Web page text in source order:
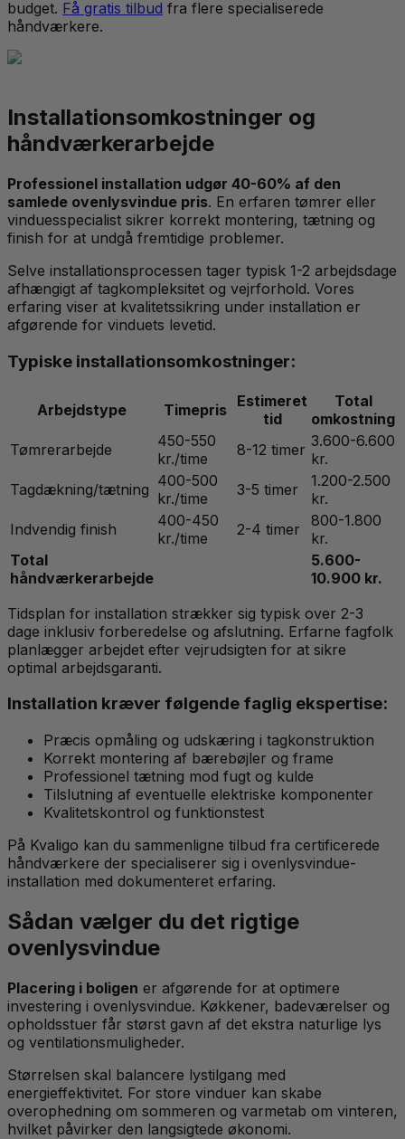
budget. Få gratis tilbud fra flere specialiserede
håndværkere.
Installationsomkostninger og
håndværkerarbejde
Professionel installation udgør 40-60% af den
samlede ovenlysvindue pris. En erfaren tømrer eller
vinduesspecialist sikrer korrekt montering, tætning og
finish for at undgå fremtidige problemer.
Selve installationsprocessen tager typisk 1-2 arbejdsdage
afhængigt af tagkompleksitet og vejrforhold. Vores
erfaring viser at kvalitetssikring under installation er
afgørende for vinduets levetid.
Typiske installationsomkostninger:
Arbejdstype Timepris Estimeret
tid
Total
omkostning
Tømrerarbejde
450-550
kr./time
8-12 timer 3.600-6.600
kr.
Tagdækning/tætning 400-500
kr./time
3-5 timer
1.200-2.500
kr.
Indvendig finish
400-450
kr./time
2-4 timer
800-1.800
kr.
Total
håndværkerarbejde
5.600-
10.900 kr.
Tidsplan for installation strækker sig typisk over 2-3
dage inklusiv forberedelse og afslutning. Erfarne fagfolk
planlægger arbejdet efter vejrudsigten for at sikre
optimal arbejdsgaranti.
Installation kræver følgende faglig ekspertise:
Præcis opmåling og udskæring i tagkonstruktion
Korrekt montering af bærebøjler og frame
Professionel tætning mod fugt og kulde
Tilslutning af eventuelle elektriske komponenter
Kvalitetskontrol og funktionstest
På Kvaligo kan du sammenligne tilbud fra certificerede
håndværkere der specialiserer sig i ovenlysvindue-
installation med dokumenteret erfaring.
Sådan vælger du det rigtige
ovenlysvindue
Placering i boligen er afgørende for at optimere
investering i ovenlysvindue. Køkkener, badeværelser og
opholdsstuer får størst gavn af det ekstra naturlige lys
og ventilationsmuligheder.
Størrelsen skal balancere lystilgang med
energieffektivitet. For store vinduer kan skabe
overophedning om sommeren og varmetab om vinteren,
hvilket påvirker den langsigtede økonomi.